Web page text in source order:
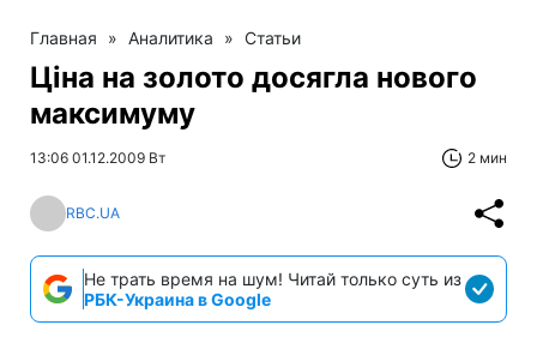
Главная » Аналитика » Статьи
Ціна на золото досягла нового
максимуму
13:06 01.12.2009 Вт 2 мин
RBC.UA
Не трать время на шум! Читай только суть из
РБК-Украина в Google